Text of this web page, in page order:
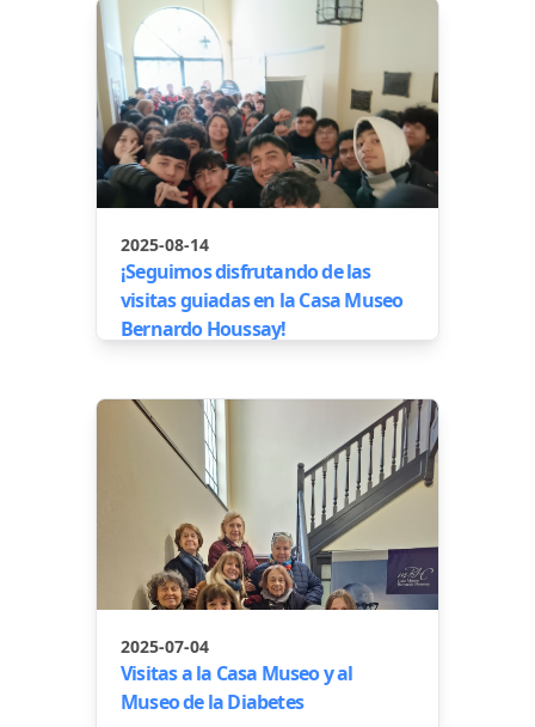
2025-08-14
¡Seguimos disfrutando de las
visitas guiadas en la Casa Museo
Bernardo Houssay!
2025-07-04
Visitas a la Casa Museo y al
Museo de la Diabetes